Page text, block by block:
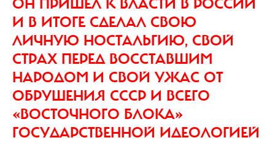
ОН ПРИШЕЛ К ВЛАСТИ В РОССИИ
И В ИТОГЕ СДЕЛАЛ СВОЮ
ЛИЧНУЮ НОСТАЛЬГИЮ, СВОЙ
СТРАХ ПЕРЕД ВОССТАВШИМ
НАРОДОМ И СВОЙ УЖАС ОТ
ОБРУШЕНИЯ СССР И ВСЕГО
«ВОСТОЧНОГО БЛОКА»
ГОСУДАРСТВЕННОЙ ИДЕОЛОГИЕЙ